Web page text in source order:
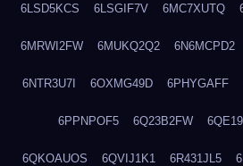
6LSD5KCS 6LSGIF7V 6MC7XUTQ
6MRWI2FW 6MUKQ2Q2 6N6MCPD2
6NTR3U7I 6OXMG49D 6PHYGAFF
6PPNPOF5 6Q23B2FW
6QKOAUOS 6QVIJ1K1 6R431JL5